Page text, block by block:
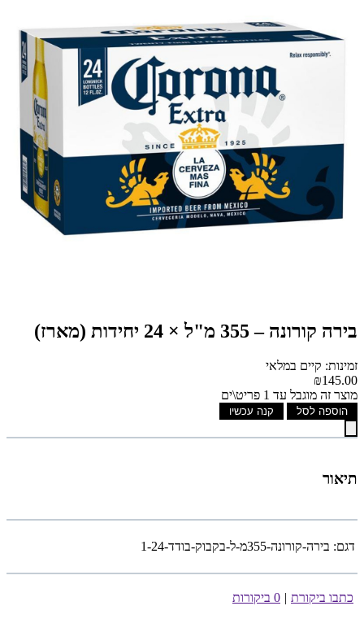
בירה קורונה – 355 מ"ל × 24 יחידות (מארז)
זמינות: קיים במלאי
₪145.00
מוצר זה מוגבל עד 1 פריט\ים
הוספה לסל קנה עכשיו
תיאור
דגם: בירה-קורונה-355מ-ל-בקבוק-בודד-1-24
כתבו ביקורת | 0 ביקורות